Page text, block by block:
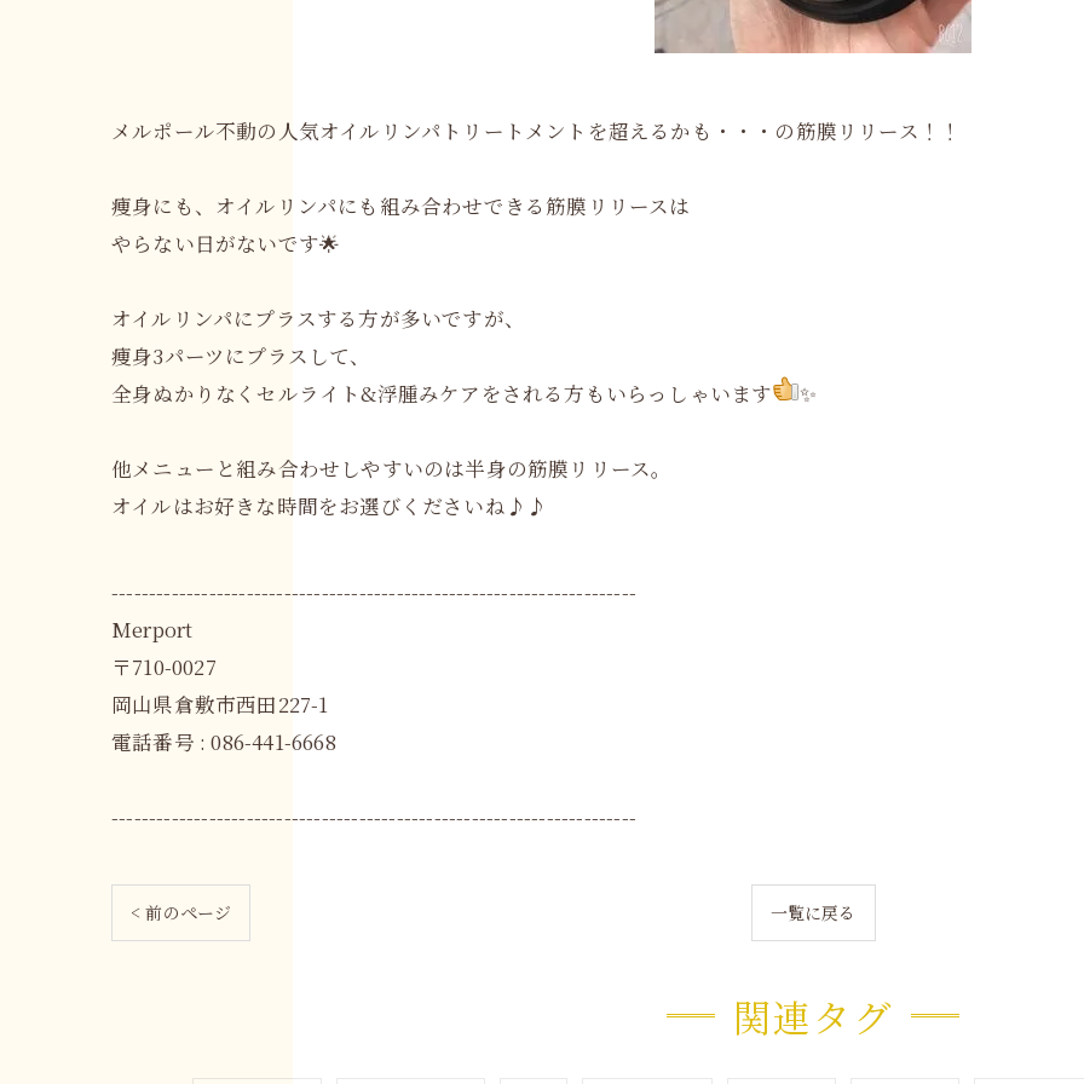
メルポール不動の人気オイルリンパトリートメントを超えるかも・・・の筋膜リリース！！
痩身にも、オイルリンパにも組み合わせできる筋膜リリースは
やらない日がないです🌟
オイルリンパにプラスする方が多いですが、
痩身3パーツにプラスして、
全身ぬかりなくセルライト&浮腫みケアをされる方もいらっしゃいます
✨
他メニューと組み合わせしやすいのは半身の筋膜リリース。
オイルはお好きな時間をお選びくださいね♪♪
----------------------------------------------------------------------
Merport
〒710-0027
岡山県倉敷市西田227-1
電話番号 : 086-441-6668
----------------------------------------------------------------------
< 前のページ 一覧に戻る
関連タグ